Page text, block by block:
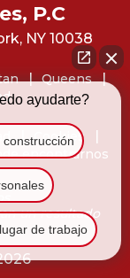
P.C
NY 10038
un resultado
Queens
Cookies
encontrarnos
ayudarte?
de trabajo